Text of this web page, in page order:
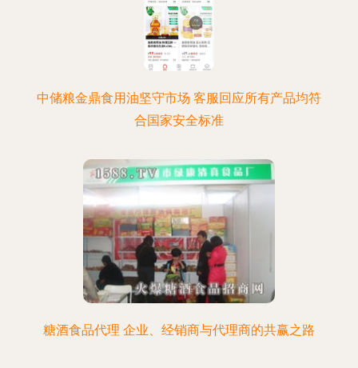
中储粮金鼎食用油坚守市场 客服回应所有产品均符
合国家安全标准
糖酒食品代理 企业、经销商与代理商的共赢之路